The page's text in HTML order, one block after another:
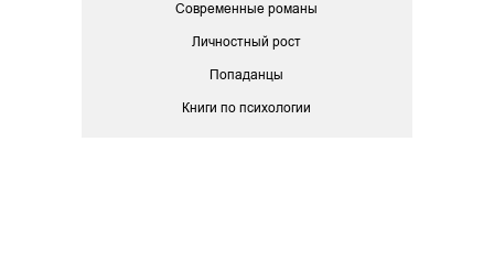
Современные романы
Личностный рост
Попаданцы
Книги по психологии